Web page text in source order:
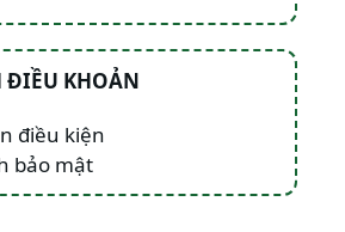
ĐIỀU KHOẢN
điều kiện
bảo mật